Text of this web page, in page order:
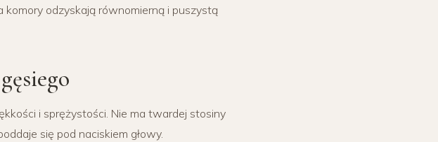
odzyskają równomierną i puszystą
i sprężystości. Nie ma twardej stosiny
się pod naciskiem głowy.